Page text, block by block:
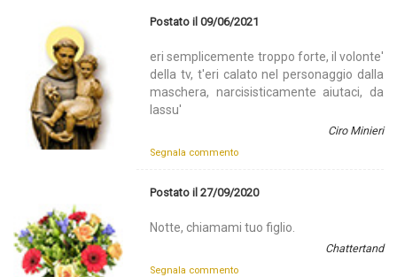
Postato il 09/06/2021
eri semplicemente troppo forte, il volonte'
della tv, t'eri calato nel personaggio dalla
maschera, narcisisticamente aiutaci, da
lassu'
Ciro Minieri
Segnala commento
Postato il 27/09/2020
Notte, chiamami tuo figlio.
Chattertand
Segnala commento